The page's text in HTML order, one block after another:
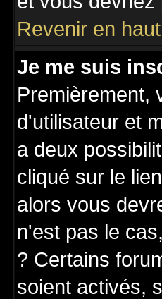
Revenir en
Je me suis
Premièrement,
d'utilisateur et
a deux
cliqué sur le lien
alors vous
n'est pas le
? Certains
soient activés,